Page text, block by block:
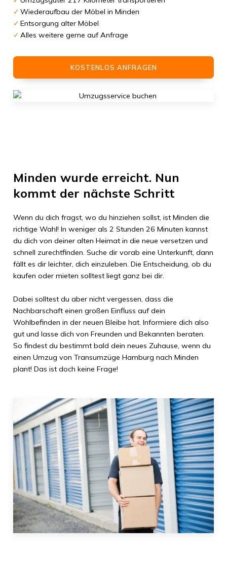
Wiederaufbau der Möbel in Minden
Entsorgung alter Möbel
Alles weitere gerne auf Anfrage
KOSTENLOS ANFRAGEN
Minden wurde erreicht. Nun
kommt der nächste Schritt
Wenn du dich fragst, wo du hinziehen sollst, ist Minden die
richtige Wahl! In weniger als 2 Stunden 26 Minuten kannst
du dich von deiner alten Heimat in die neue versetzen und
schnell zurechtfinden. Suche dir vorab eine Unterkunft, dann
fällt es dir leichter, dich einzuleben. Die Entscheidung, ob du
kaufen oder mieten solltest liegt ganz bei dir.
Dabei solltest du aber nicht vergessen, dass die
Nachbarschaft einen großen Einfluss auf dein
Wohlbefinden in der neuen Bleibe hat. Informiere dich also
gut und lasse dich von Freunden und Bekannten beraten.
So findest du bestimmt bald dein neues Zuhause, wenn du
einen Umzug von Transumzüge Hamburg nach Minden
plant! Das ist doch keine Frage!